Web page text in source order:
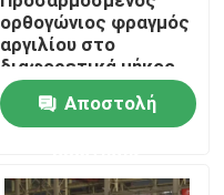
ορθογώνιος φραγμός
αργιλίου στο
διαφορετικά μήκος
και το πλάτος
Αποστολή